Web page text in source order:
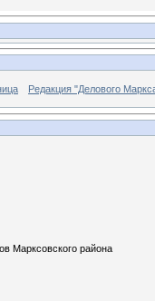
Редакция "Делового
Марксовского района